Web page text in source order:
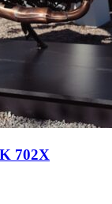
702X